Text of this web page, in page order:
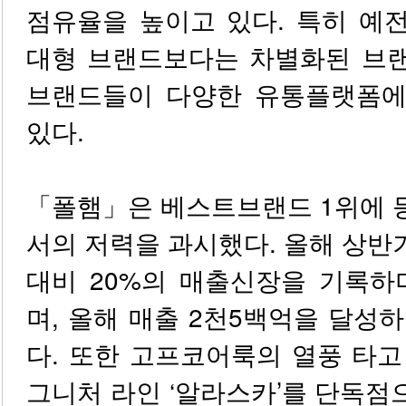
점유율을 높이고 있다. 특히 예
대형 브랜드보다는 차별화된 브
브랜드들이 다양한 유통플랫폼
있다.
「폴햄」은 베스트브랜드 1위에
서의 저력을 과시했다. 올해 상반
대비 20%의 매출신장을 기록
며, 올해 매출 2천5백억을 달성
다. 또한 고프코어룩의 열풍 타
그니처 라인 ‘알라스카’를 단독